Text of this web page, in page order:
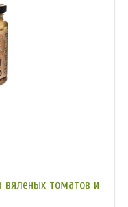
вяленых томатов и